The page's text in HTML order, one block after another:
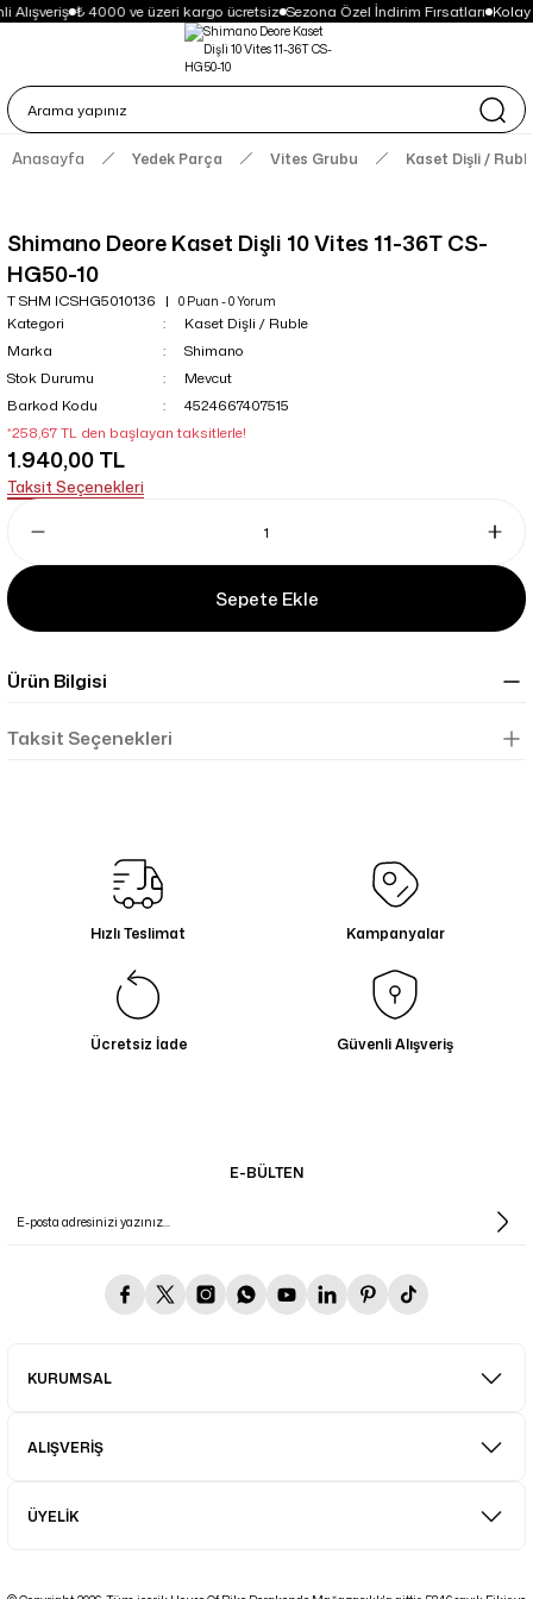
Alışveriş ₺ 4000 ve üzeri kargo ücretsiz Sezona Özel İndirim Fırsatları Kolay
Anasayfa Yedek Parça Vites Grubu Kaset Dişli /
Shimano Deore Kaset Dişli 10 Vites 11-36T CS-
HG50-10
T SHM ICSHG5010136 0 Puan - 0 Yorum
Kategori
Kaset Dişli / Ruble
Marka
Shimano
Stok Durumu
Mevcut
Barkod Kodu
4524667407515
*258,67 TL den başlayan taksitlerle!
1.940,00 TL
Taksit Seçenekleri
Sepete Ekle
Ürün Bilgisi
Taksit Seçenekleri
Hızlı Teslimat Kampanyalar
Ücretsiz İade Güvenli Alışveriş
E-BÜLTEN
KURUMSAL
ALIŞVERİŞ
ÜYELİK